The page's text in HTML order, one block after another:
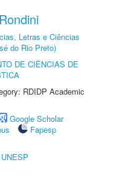
Letras e Ciências
do Rio Preto)
DE CIÊNCIAS DE
RDIDP Academic
Google Scholar
Fapesp